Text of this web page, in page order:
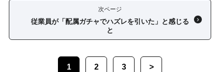
次ページ
従業員が「配属ガチャでハズレを引いた」と感じる
と
1 2 3 >